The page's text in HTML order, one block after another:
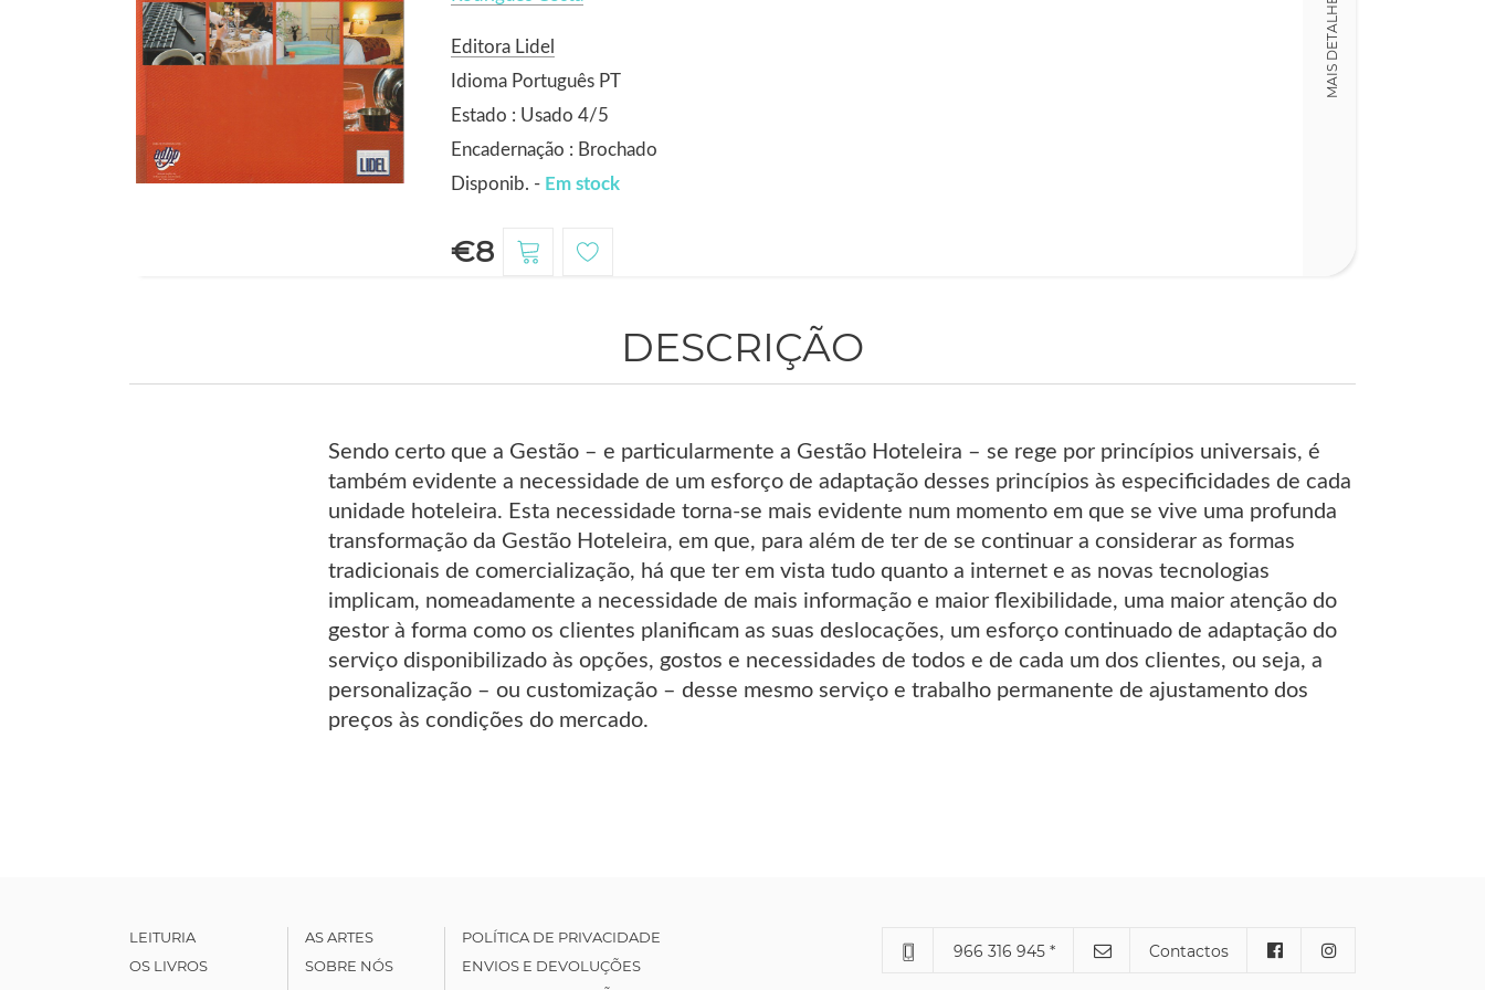
Editora Lidel
Idioma Português PT
Estado : Usado 4/5
Encadernação : Brochado
Disponib. - Em stock
€8
MAIS DETALHES
DESCRIÇÃO
Sendo certo que a Gestão – e particularmente a Gestão Hoteleira – se rege por princípios universais, é
também evidente a necessidade de um esforço de adaptação desses princípios às especificidades de cada
unidade hoteleira. Esta necessidade torna-se mais evidente num momento em que se vive uma profunda
transformação da Gestão Hoteleira, em que, para além de ter de se continuar a considerar as formas
tradicionais de comercialização, há que ter em vista tudo quanto a internet e as novas tecnologias
implicam, nomeadamente a necessidade de mais informação e maior flexibilidade, uma maior atenção do
gestor à forma como os clientes planificam as suas deslocações, um esforço continuado de adaptação do
serviço disponibilizado às opções, gostos e necessidades de todos e de cada um dos clientes, ou seja, a
personalização – ou customização – desse mesmo serviço e trabalho permanente de ajustamento dos
preços às condições do mercado.
LEITURIA
OS LIVROS
AS ARTES
SOBRE NÓS
POLÍTICA DE PRIVACIDADE
ENVIOS E DEVOLUÇÕES
966 316 945 * Contactos